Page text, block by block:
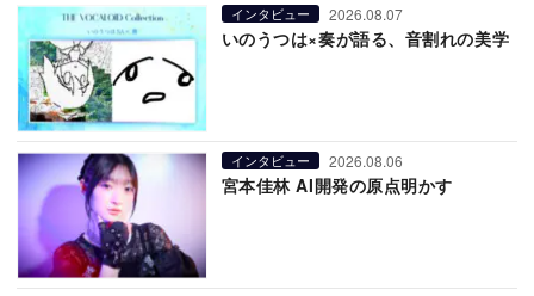
インタビュー 2026.08.07
いのうつは×奏が語る、音割れの美学
インタビュー 2026.08.06
宮本佳林 AI開発の原点明かす